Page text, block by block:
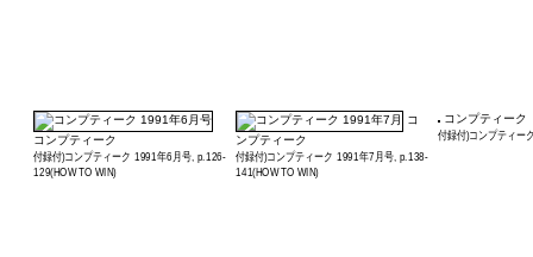
コンプティーク
付録付)コンプティーク 1991年6月号, p.126-
129(HOW TO WIN)
コ
ンプティーク
付録付)コンプティーク 1991年7月号, p.138-
141(HOW TO WIN)
コンプティーク
付録付)コンプティー